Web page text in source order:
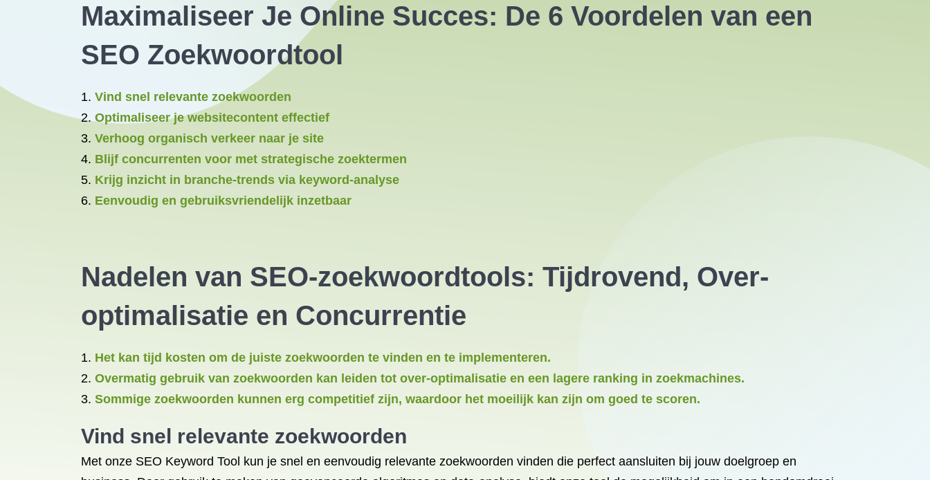
Maximaliseer Je Online Succes: De 6 Voordelen van een
SEO Zoekwoordtool
Vind snel relevante zoekwoorden
Optimaliseer je websitecontent effectief
Verhoog organisch verkeer naar je site
Blijf concurrenten voor met strategische zoektermen
Krijg inzicht in branche-trends via keyword-analyse
Eenvoudig en gebruiksvriendelijk inzetbaar
Nadelen van SEO-zoekwoordtools: Tijdrovend, Over-
optimalisatie en Concurrentie
Het kan tijd kosten om de juiste zoekwoorden te vinden en te implementeren.
Overmatig gebruik van zoekwoorden kan leiden tot over-optimalisatie en een lagere ranking in zoekmachines.
Sommige zoekwoorden kunnen erg competitief zijn, waardoor het moeilijk kan zijn om goed te scoren.
Vind snel relevante zoekwoorden
Met onze SEO Keyword Tool kun je snel en eenvoudig relevante zoekwoorden vinden die perfect aansluiten bij jouw doelgroep en